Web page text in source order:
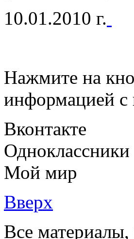
10.01.2010 г.
Нажмите на
информацией с
Вконтакте
Одноклассники
Мой мир
Вверх
Все материалы,